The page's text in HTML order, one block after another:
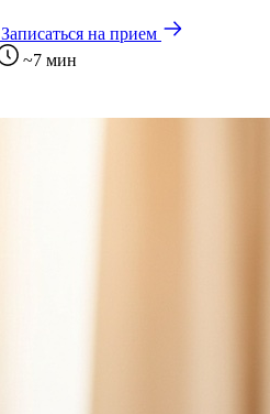
Записаться на прием
~7 мин